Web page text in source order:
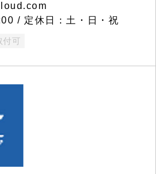
/ 定休日：土・日・祝
付可